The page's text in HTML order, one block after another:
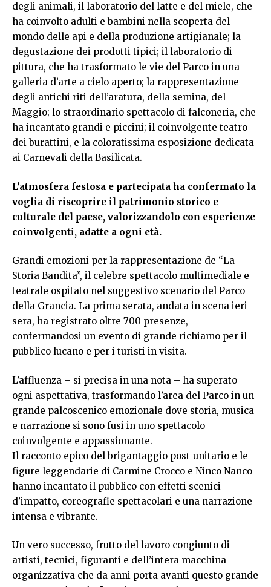
degli animali, il laboratorio del latte e del miele, che
ha coinvolto adulti e bambini nella scoperta del
mondo delle api e della produzione artigianale; la
degustazione dei prodotti tipici; il laboratorio di
pittura, che ha trasformato le vie del Parco in una
galleria d’arte a cielo aperto; la rappresentazione
degli antichi riti dell’aratura, della semina, del
Maggio; lo straordinario spettacolo di falconeria, che
ha incantato grandi e piccini; il coinvolgente teatro
dei burattini, e la coloratissima esposizione dedicata
ai Carnevali della Basilicata.
L’atmosfera festosa e partecipata ha confermato la
voglia di riscoprire il patrimonio storico e
culturale del paese, valorizzandolo con esperienze
coinvolgenti, adatte a ogni età.
Grandi emozioni per la rappresentazione de “La
Storia Bandita”, il celebre spettacolo multimediale e
teatrale ospitato nel suggestivo scenario del Parco
della Grancia. La prima serata, andata in scena ieri
sera, ha registrato oltre 700 presenze,
confermandosi un evento di grande richiamo per il
pubblico lucano e per i turisti in visita.
L’affluenza – si precisa in una nota – ha superato
ogni aspettativa, trasformando l’area del Parco in un
grande palcoscenico emozionale dove storia, musica
e narrazione si sono fusi in uno spettacolo
coinvolgente e appassionante.
Il racconto epico del brigantaggio post-unitario e le
figure leggendarie di Carmine Crocco e Ninco Nanco
hanno incantato il pubblico con effetti scenici
d’impatto, coreografie spettacolari e una narrazione
intensa e vibrante.
Un vero successo, frutto del lavoro congiunto di
artisti, tecnici, figuranti e dell’intera macchina
organizzativa che da anni porta avanti questo grande